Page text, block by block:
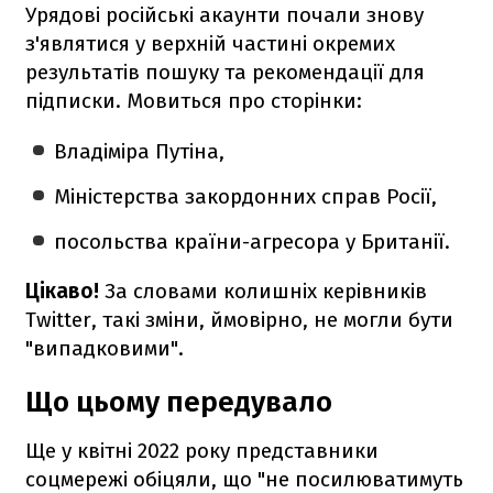
Урядові російські акаунти почали знову
з'являтися у верхній частині окремих
результатів пошуку та рекомендації для
підписки. Мовиться про сторінки:
Владіміра Путіна,
Міністерства закордонних справ Росії,
посольства країни-агресора у Британії.
Цікаво! За словами колишніх керівників
Twitter, такі зміни, ймовірно, не могли бути
"випадковими".
Що цьому передувало
Ще у квітні 2022 року представники
соцмережі обіцяли, що "не посилюватимуть